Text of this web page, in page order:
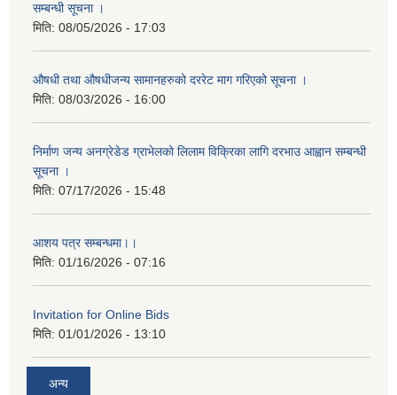
सम्बन्धी सूचना ।
मिति: 08/05/2026 - 17:03
औषधी तथा औषधीजन्य सामानहरुको दररेट माग गरिएको सूचना ।
मिति: 08/03/2026 - 16:00
निर्माण जन्य अनग्रेडेड ग्राभेलको लिलाम विक्रिका लागि दरभाउ आह्वान सम्बन्धी
सूचना ।
मिति: 07/17/2026 - 15:48
आशय पत्र सम्बन्धमा।।
मिति: 01/16/2026 - 07:16
Invitation for Online Bids
मिति: 01/01/2026 - 13:10
अन्य